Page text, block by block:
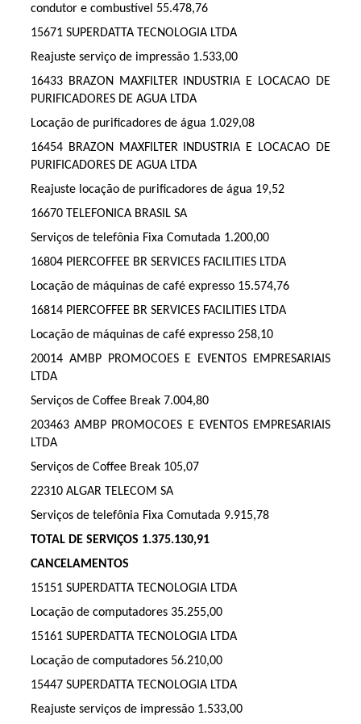
condutor e combustível 55.478,76
15671 SUPERDATTA TECNOLOGIA LTDA
Reajuste serviço de impressão 1.533,00
16433 BRAZON MAXFILTER INDUSTRIA E LOCACAO DE
PURIFICADORES DE AGUA LTDA
Locação de purificadores de água 1.029,08
16454 BRAZON MAXFILTER INDUSTRIA E LOCACAO DE
PURIFICADORES DE AGUA LTDA
Reajuste locação de purificadores de água 19,52
16670 TELEFONICA BRASIL SA
Serviços de telefônia Fixa Comutada 1.200,00
16804 PIERCOFFEE BR SERVICES FACILITIES LTDA
Locação de máquinas de café expresso 15.574,76
16814 PIERCOFFEE BR SERVICES FACILITIES LTDA
Locação de máquinas de café expresso 258,10
20014 AMBP PROMOCOES E EVENTOS EMPRESARIAIS
LTDA
Serviços de Coffee Break 7.004,80
203463 AMBP PROMOCOES E EVENTOS EMPRESARIAIS
LTDA
Serviços de Coffee Break 105,07
22310 ALGAR TELECOM SA
Serviços de telefônia Fixa Comutada 9.915,78
TOTAL DE SERVIÇOS 1.375.130,91
CANCELAMENTOS
15151 SUPERDATTA TECNOLOGIA LTDA
Locação de computadores 35.255,00
15161 SUPERDATTA TECNOLOGIA LTDA
Locação de computadores 56.210,00
15447 SUPERDATTA TECNOLOGIA LTDA
Reajuste serviços de impressão 1.533,00